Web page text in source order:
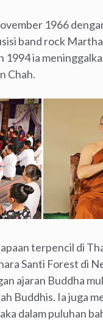
1966
band rock
1994 ia
Chah.
terpencil di
Santi Forest di
ajaran Buddha
Buddhis. Ia juga
dalam puluhan